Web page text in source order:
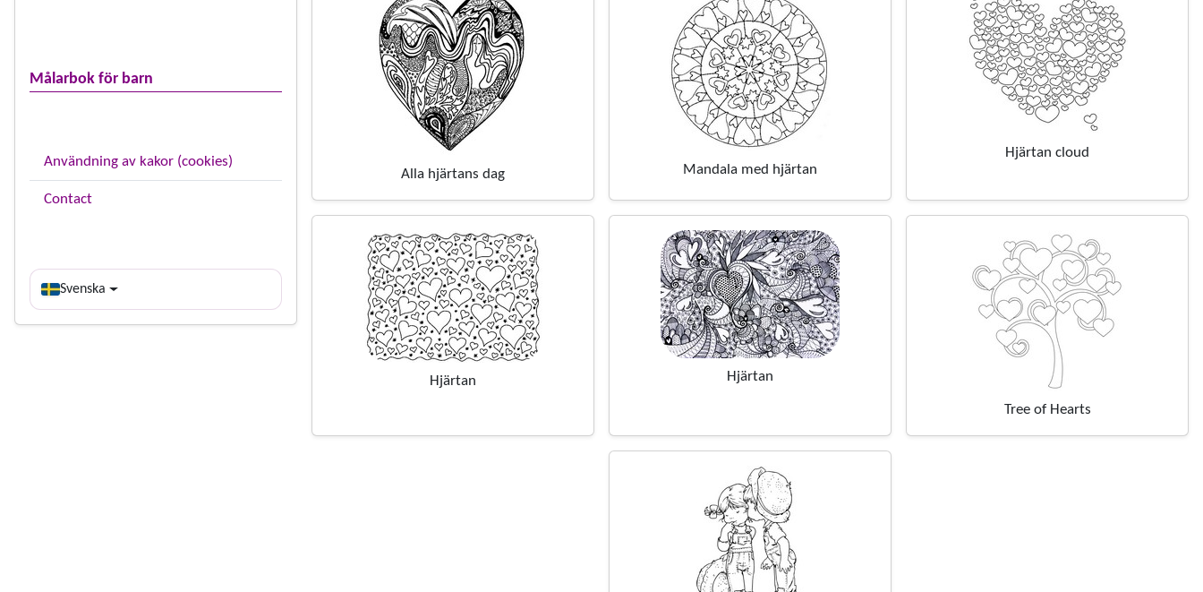
Målarbok för barn
Användning av kakor (cookies)
Contact
Svenska
Alla hjärtans dag Mandala med hjärtan
Hjärtan cloud
Hjärtan Hjärtan
Tree of Hearts